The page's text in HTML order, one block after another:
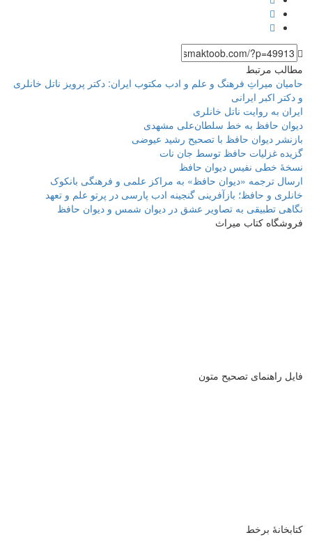
مطالب مرتبط
حامیان میراثِ فرهنگ و علم و ادب مکتوب ایران: دکتر پرویز ناتل خانلری
و دکتر اکبر ایرانی
ایران به روایت ناتل خانلری
دیوان حافظ به خط سلطان‌علی مشهدی
بازنشر دیوان حافظ با تصحیح رشید عیوضی
گزیده غزلیات حافظ توسط جان نات
نسخۀ خطی نفیس دیوان حافظ
ارسال ترجمه «دیوان حافظ» به مراکز علمی و فرهنگی بانکوک
خانلری و حافظ؛ بازآفرینی گنجینه ادب پارسی در پرتو علم و تعهد
نگاهی تطبیقی به تصاویر عشق در دیوان شمس و دیوان حافظ
فروشگاه کتاب میراث
فایل راهنمای تصحیح متون
کتابخانۀ برخط